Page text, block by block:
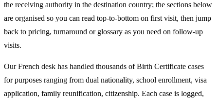
the receiving authority in the destination country; the sections below
are organised so you can read top-to-bottom on first visit, then jump
back to pricing, turnaround or glossary as you need on follow-up
visits.
Our French desk has handled thousands of Birth Certificate cases
for purposes ranging from dual nationality, school enrollment, visa
application, family reunification, citizenship. Each case is logged,